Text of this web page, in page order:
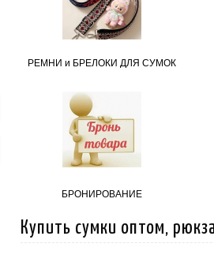
РЕМНИ и БРЕЛОКИ ДЛЯ СУМОК
БРОНИРОВАНИЕ
Купить сумки оптом,